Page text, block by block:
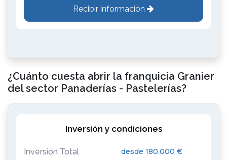
Recibir información
¿Cuánto cuesta abrir la franquicia Granier
del sector Panaderías - Pastelerías?
Inversión y condiciones
Inversión Total desde 180.000 €